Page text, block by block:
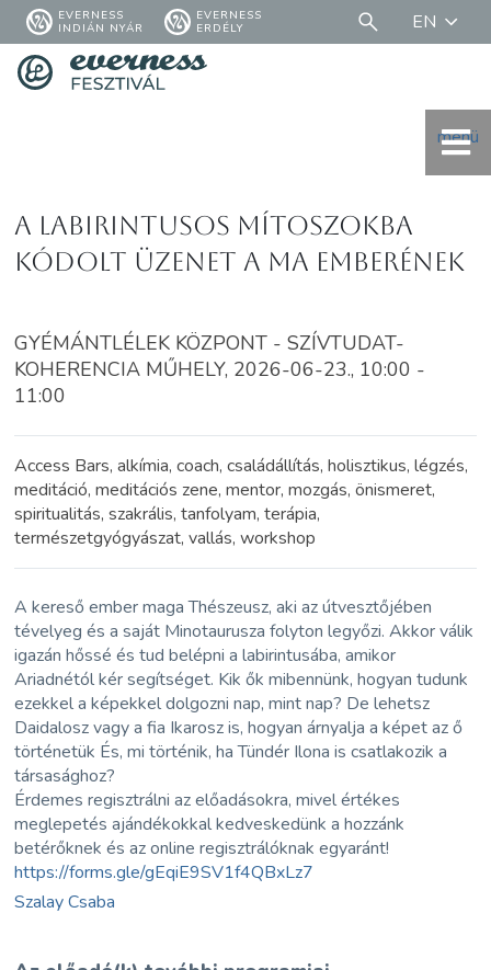
EVERNESS
INDIÁN NYÁR
EVERNESS
ERDÉLY
EN
menü
A labirintusos mítoszokba
kódolt üzenet a ma emberének
GYÉMÁNTLÉLEK KÖZPONT - SZÍVTUDAT-
KOHERENCIA MŰHELY, 2026-06-23., 10:00 -
11:00
Access Bars, alkímia, coach, családállítás, holisztikus, légzés,
meditáció, meditációs zene, mentor, mozgás, önismeret,
spiritualitás, szakrális, tanfolyam, terápia,
természetgyógyászat, vallás, workshop
A kereső ember maga Thészeusz, aki az útvesztőjében
tévelyeg és a saját Minotaurusza folyton legyőzi. Akkor válik
igazán hőssé és tud belépni a labirintusába, amikor
Ariadnétól kér segítséget. Kik ők mibennünk, hogyan tudunk
ezekkel a képekkel dolgozni nap, mint nap? De lehetsz
Daidalosz vagy a fia Ikarosz is, hogyan árnyalja a képet az ő
történetük És, mi történik, ha Tündér Ilona is csatlakozik a
társasághoz?
Érdemes regisztrálni az előadásokra, mivel értékes
meglepetés ajándékokkal kedveskedünk a hozzánk
betérőknek és az online regisztrálóknak egyaránt!
https://forms.gle/gEqiE9SV1f4QBxLz7
Szalay Csaba